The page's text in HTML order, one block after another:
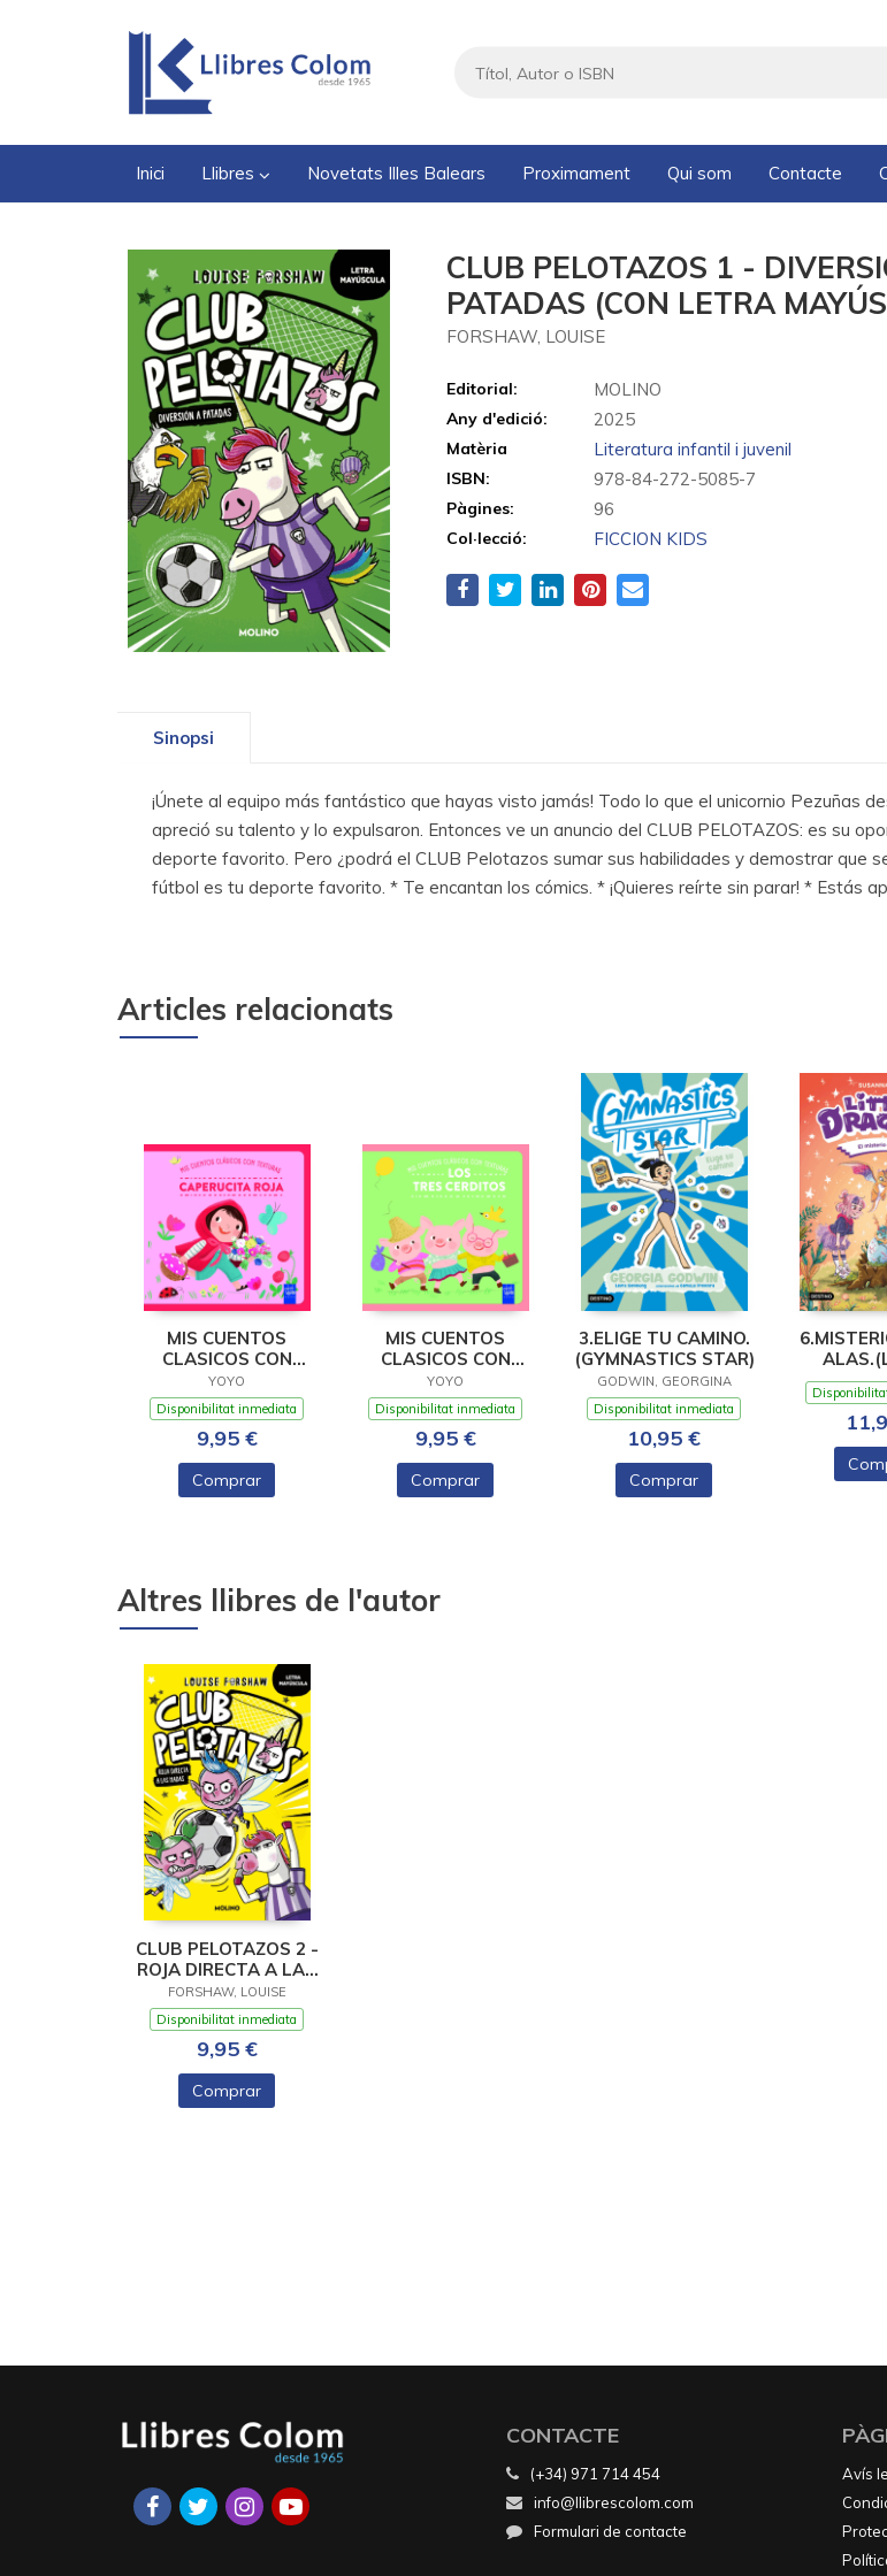
Inici Llibres Novetats Illes Balears Proximament Qui som Contacte
CLUB PELOTAZOS 1 -
PATADAS (CON LETRA
FORSHAW, LOUISE
Editorial: MOLINO
Any d'edició: 2025
Matèria Literatura infantil i juvenil
ISBN: 978-84-272-5085-7
Pàgines: 96
Col·lecció: FICCION KIDS
Sinopsi
¡Únete al equipo más fantástico que hayas visto jamás! Todo lo que el unicornio Pezuñas
apreció su talento y lo expulsaron. Entonces ve un anuncio del CLUB PELOTAZOS: es su
deporte favorito. Pero ¿podrá el CLUB Pelotazos sumar sus habilidades y demostrar que
fútbol es tu deporte favorito. * Te encantan los cómics. * ¡Quieres reírte sin parar! * Estás
Articles relacionats
MIS CUENTOS
CLASICOS CON
TEXTURAS.
CAPERUCITA ROJA
YOYO
Disponibilitat inmediata
9,95 €
Comprar
MIS CUENTOS
CLASICOS CON
TEXTURAS. LOS
TRES CERDIT
YOYO
Disponibilitat inmediata
9,95 €
Comprar
3.ELIGE TU CAMINO.
(GYMNASTICS STAR)
GODWIN, GEORGINA
Disponibilitat inmediata
10,95 €
Comprar
Altres llibres de l'autor
CLUB PELOTAZOS 2 -
ROJA DIRECTA A LAS
HADAS (CON LETRA
MAYÚSCULA)
FORSHAW, LOUISE
Disponibilitat inmediata
9,95 €
Comprar
CONTACTE
(+34) 971 714 454
info@llibrescolom.com
Formulari de contacte
Avís